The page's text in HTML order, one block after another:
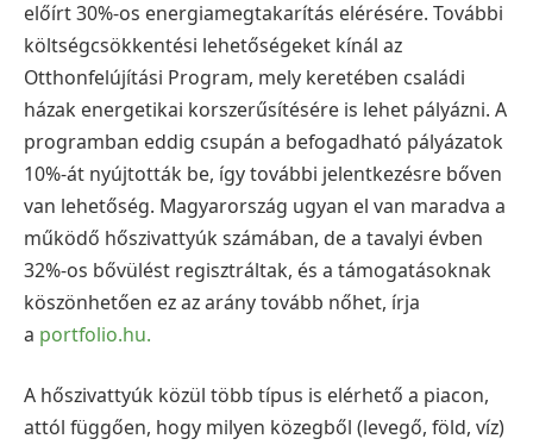
előírt 30%-os energiamegtakarítás elérésére. További
költségcsökkentési lehetőségeket kínál az
Otthonfelújítási Program, mely keretében családi
házak energetikai korszerűsítésére is lehet pályázni. A
programban eddig csupán a befogadható pályázatok
10%-át nyújtották be, így további jelentkezésre bőven
van lehetőség. Magyarország ugyan el van maradva a
működő hőszivattyúk számában, de a tavalyi évben
32%-os bővülést regisztráltak, és a támogatásoknak
köszönhetően ez az arány tovább nőhet, írja
a portfolio.hu.
A hőszivattyúk közül több típus is elérhető a piacon,
attól függően, hogy milyen közegből (levegő, föld, víz)